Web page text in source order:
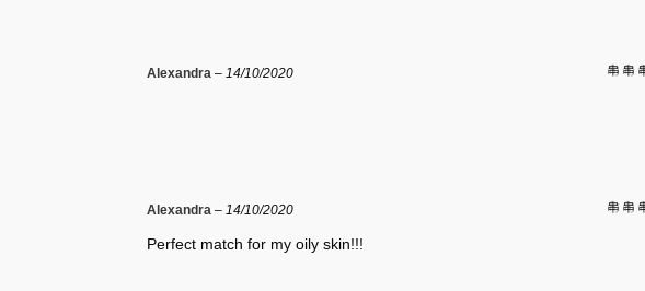
Alexandra – 14/10/2020
Alexandra – 14/10/2020
Perfect match for my oily skin!!!